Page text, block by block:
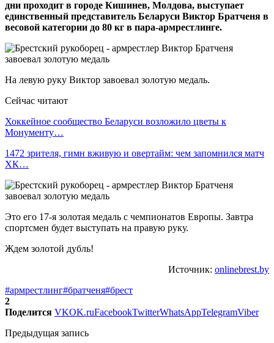
дни проходит в городе Кишинев, Молдова, выступает
единственный представитель Беларуси Виктор Братченя в
весовой категории до 80 кг в пара-армрестлинге.
На левую руку Виктор завоевал золотую медаль.
Сейчас читают
Хоккейное сообщество Беларуси возложило цветы к
Монументу…
1472 зрителя, гимн вживую и овертайм: чем запомнился матч
ХК…
Это его 17-я золотая медаль с чемпионатов Европы. Завтра
спортсмен будет выступать на правую руку.
Ждем золотой дубль!
Источник: onlinebrest.by
#армрестлинг#братченя#брест
2
Поделится VKOK.ruFacebookTwitterWhatsAppTelegramViber
Предыдущая запись